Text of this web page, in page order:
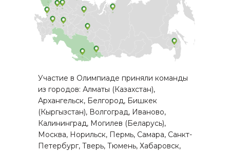
Участие в Олимпиаде приняли команды
из городов: Алматы (Казахстан),
Архангельск, Белгород, Бишкек
(Кыргызстан), Волгоград, Иваново,
Калининград, Могилев (Беларусь),
Москва, Норильск, Пермь, Самара, Санкт-
Петербург, Тверь, Тюмень, Хабаровск,